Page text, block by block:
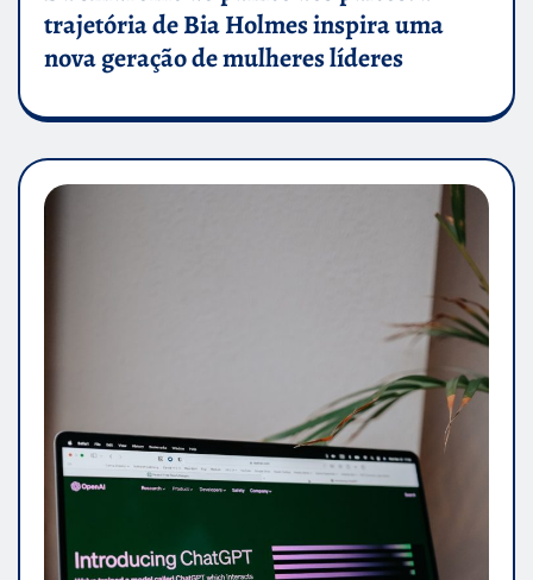
trajetória de Bia Holmes inspira uma
nova geração de mulheres líderes